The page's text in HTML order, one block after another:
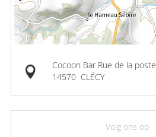
Cocoon Bar Rue de la poste
14570 CLÉCY
Volg ons op